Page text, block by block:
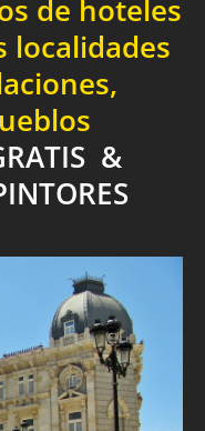
de hoteles
localidades
&